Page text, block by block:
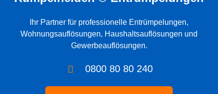
Ihr Partner für professionelle Entrümpelungen,
Wohnungsauflösungen, Haushaltsauflösungen und
Gewerbeauflösungen.
0800 80 80 240